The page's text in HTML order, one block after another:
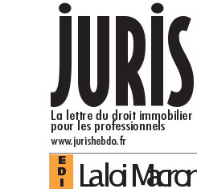
E
D
JURIS
La lettre du droit immobilier
pour les professionnels
www.jurishebdo.fr
..